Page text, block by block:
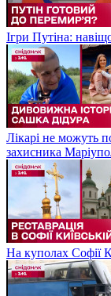
Ігри Путіна:
Лікарі не можуть
захисника
На куполах Софії